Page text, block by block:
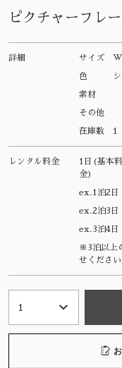
ピクチャーフレ
詳細 サイズ
色
素材
その他
在庫数 1
レンタル料金
1日(基本料
金)
ex.1泊2日
ex.2泊3日
ex.3泊4日
※3泊以上
せください